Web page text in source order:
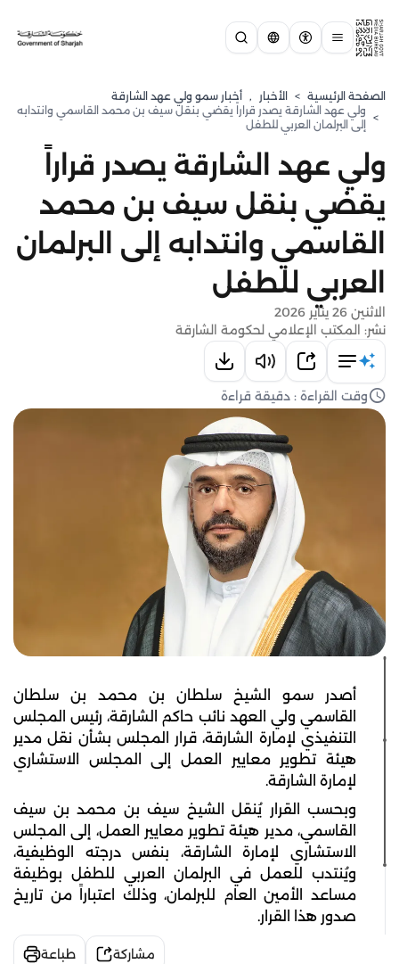
الصفحة الرئيسية > الأخبار , ⁠أخبار سمو ولي عهد الشارقة
>
ولي عهد الشارقة يصدر قراراً يقضي بنقل سيف بن محمد القاسمي وانتدابه
إلى البرلمان العربي للطفل
ولي عهد الشارقة يصدر قراراً
يقضي بنقل سيف بن محمد
القاسمي وانتدابه إلى البرلمان
العربي للطفل
الاثنين 26 يناير 2026
نشر: المكتب الإعلامي لحكومة الشارقة
وقت القراءة : دقيقة قراءة
أصدر سمو الشيخ سلطان بن محمد بن سلطان
القاسمي ولي العهد نائب حاكم الشارقة، رئيس المجلس
التنفيذي لإمارة الشارقة، قرار المجلس بشأن نقل مدير
هيئة تطوير معايير العمل إلى المجلس الاستشاري
لإمارة الشارقة.
وبحسب القرار يُنقل الشيخ سيف بن محمد بن سيف
القاسمي، مدير هيئة تطوير معايير العمل، إلى المجلس
الاستشاري لإمارة الشارقة، بنفس درجته الوظيفية،
ويُنتدب للعمل في البرلمان العربي للطفل بوظيفة
مساعد الأمين العام للبرلمان، وذلك اعتباراً من تاريخ
صدور هذا القرار.
مشاركة طباعة